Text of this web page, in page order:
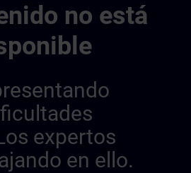
no está
expertos
en ello.